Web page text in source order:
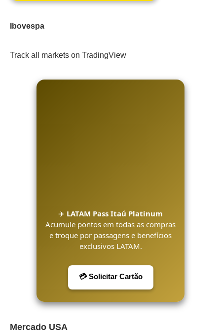
Ibovespa
Track all markets on TradingView
✈️ LATAM Pass Itaú Platinum
Acumule pontos em todas as compras
e troque por passagens e benefícios
exclusivos LATAM.
💳 Solicitar Cartão
Mercado USA